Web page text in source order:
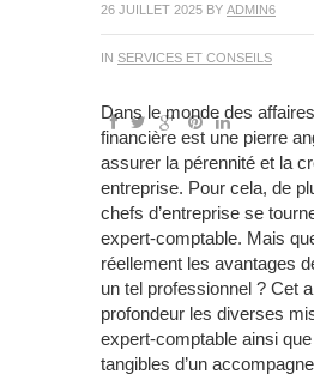
26 JUILLET 2025 BY ADMIN6
IN SERVICES ET CONSEILS
Dans le monde des
financière est une pierre
assurer la pérennité et la
entreprise. Pour cela, de
chefs d’entreprise se
expert-comptable. Mais
réellement les avantages
un tel professionnel ? Cet
profondeur les diverses
expert-comptable ainsi
tangibles d’un